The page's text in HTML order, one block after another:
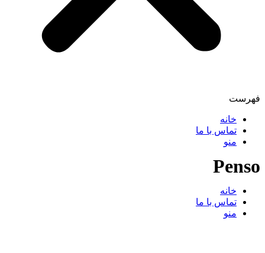
فهرست
خانه
تماس با ما
منو
Penso
خانه
تماس با ما
منو